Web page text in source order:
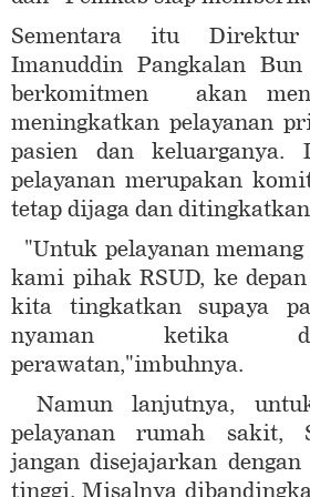
Sementara itu
Imanuddin Pangkalan
berkomitmen akan
meningkatkan pelayanan
pasien dan keluarganya.
pelayanan merupakan
tetap dijaga dan
"Untuk pelayanan
kami pihak RSUD, ke
kita tingkatkan supaya
nyaman ketika
perawatan,"imbuhnya.
Namun lanjutnya,
pelayanan rumah sakit,
jangan disejajarkan
tinggi. Misalnya